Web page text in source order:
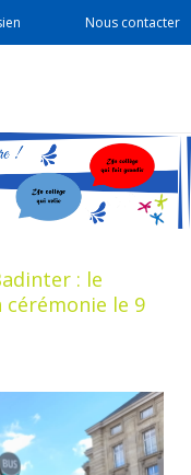
Nous contacter
: le
cérémonie le 9